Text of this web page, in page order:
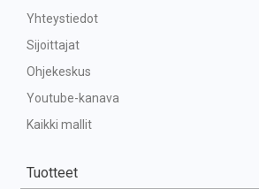
Yhteystiedot
Sijoittajat
Ohjekeskus
Youtube-kanava
Kaikki mallit
Tuotteet